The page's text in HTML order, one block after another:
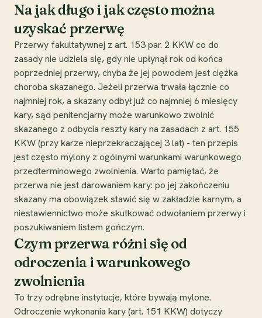
Na jak długo i jak często można
uzyskać przerwę
Przerwy fakultatywnej z art. 153 par. 2 KKW co do
zasady nie udziela się, gdy nie upłynął rok od końca
poprzedniej przerwy, chyba że jej powodem jest ciężka
choroba skazanego. Jeżeli przerwa trwała łącznie co
najmniej rok, a skazany odbył już co najmniej 6 miesięcy
kary, sąd penitencjarny może warunkowo zwolnić
skazanego z odbycia reszty kary na zasadach z art. 155
KKW (przy karze nieprzekraczającej 3 lat) - ten przepis
jest często mylony z ogólnymi warunkami warunkowego
przedterminowego zwolnienia. Warto pamiętać, że
przerwa nie jest darowaniem kary: po jej zakończeniu
skazany ma obowiązek stawić się w zakładzie karnym, a
niestawiennictwo może skutkować odwołaniem przerwy i
poszukiwaniem listem gończym.
Czym przerwa różni się od
odroczenia i warunkowego
zwolnienia
To trzy odrębne instytucje, które bywają mylone.
Odroczenie wykonania kary (art. 151 KKW) dotyczy